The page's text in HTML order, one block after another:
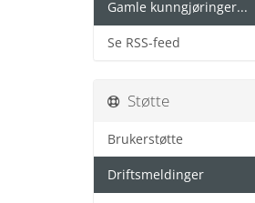
Gamle kunngjøringer...
Se RSS-feed
Støtte
Brukerstøtte
Driftsmeldinger